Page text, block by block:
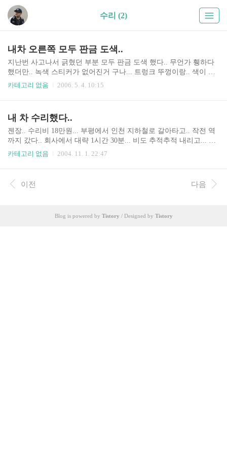
수리 (2)
내차 오른쪽 모두 판금 도색..
지난번 사고나서 긁혔던 부분 모두 판금 도색 했다.. 무언가 휑하다
했더만.. 녹색 스티커가 없어진거 구나... 트렁크 뚜껑이랑.. 색이 다
르다.. ㅡ.ㅡ;; 차는 다 고쳤는데.. 어깨는 아직 아프다.. 젠장....
카테고리 없음 2006. 5. 4. 10:15
내 차 수리했다..
젠장.. 수리비 18만원... 부평에서 인천 지하철로 갈아타고.. 작전 역
까지 갔다.. 회사에서 대략 1시간 30분... 비도 추적추적 내리고... 카
드가 안된다고 해서.. 현금 인출기로.. 다시 비 맞으며... ㅡ.ㅡ;; 그쪽
트렸다.. 살짝 밟았는데.. 머 이리 팍팍 나가냐... ㅡ.ㅡ;; 오른쪽 발목
도 아픈데.. 집까지 무사히 올지 걱정이다... 게다가 비까지.... 오면서
카테고리 없음 2004. 11. 1. 22:47
이전 다음
Blog is powered by Tistory / Designed by Tistory